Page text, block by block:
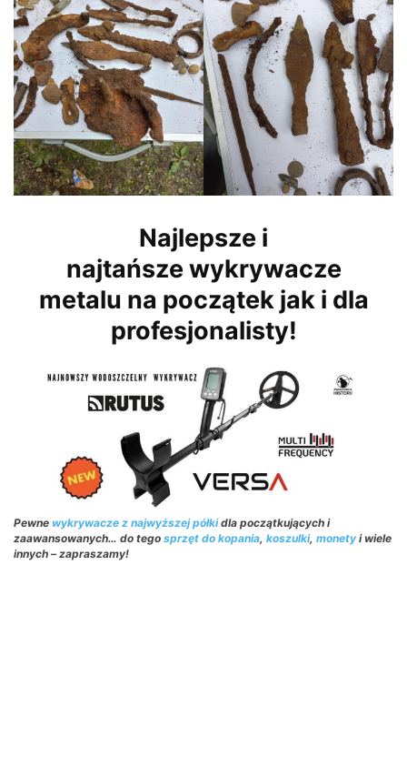
Najlepsze i
najtańsze wykrywacze
metalu na początek jak i dla
profesjonalisty!
Pewne wykrywacze z najwyższej półkidla początkujących i
zaawansowanych… do tego sprzęt do kopania, koszulki, monety i wiele
innych – zapraszamy!